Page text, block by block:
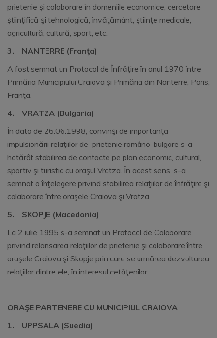
prietenie şi colaborare în domeniile economice, cercetare
ştiinţifică şi tehnologică, învăţământ, ştiinţe medicale,
agricultură, cultură, sport, etc.
3. NANTERRE (Franţa)
A fost semnat un Protocol de Înfrăţire în anul 1970 între
Primăria Municipiului Craiova şi Primăria din Nanterre, Paris,
Franţa.
4. VRATZA (Bulgaria)
În data de 26.06.1998, convinşi de importanţa
impulsionării relaţiilor de prietenie româno-bulgare s-a
hotărât stabilirea de contacte pe plan economic, cultural,
sportiv şi turistic cu oraşul Vratza. În acest sens s-a
semnat o înţelegere privind stabilirea relaţiilor de înfrăţire şi
colaborare între oraşele Craiova şi Vratza.
5. SKOPJE (Macedonia)
La 2 iulie 1995 s-a semnat un Protocol de Colaborare
privind relansarea relaţiilor de prietenie şi colaborare între
oraşele Craiova şi Skopje prin care se urmărea dezvoltarea
relaţiilor dintre ele, în interesul cetăţenilor.
ORAŞE PARTENERE CU MUNICIPIUL CRAIOVA
1. UPPSALA (Suedia)